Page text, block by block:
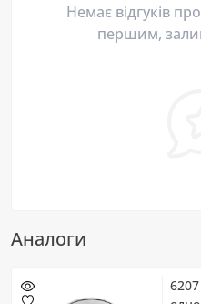
Немає відгуків
першим,
Аналоги